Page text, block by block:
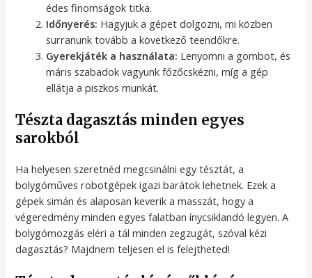
édes finomságok titka.
Időnyerés: Hagyjuk a gépet dolgozni, mi közben
surranunk tovább a következő teendőkre.
Gyerekjáték a használata: Lenyomni a gombot, és
máris szabadok vagyunk főzőcskézni, míg a gép
ellátja a piszkos munkát.
Tészta dagasztás minden egyes
sarokból
Ha helyesen szeretnéd megcsinálni egy tésztát, a
bolygóműves robotgépek igazi barátok lehetnek. Ezek a
gépek simán és alaposan keverik a masszát, hogy a
végeredmény minden egyes falatban ínycsiklandó legyen. A
bolygómozgás eléri a tál minden zegzugát, szóval kézi
dagasztás? Majdnem teljesen el is felejtheted!